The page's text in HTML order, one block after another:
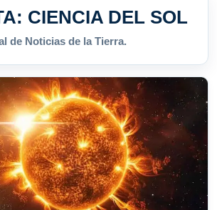
CIENCIA DEL SOL
de Noticias de la Tierra.